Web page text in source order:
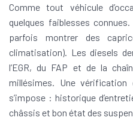
Comme tout véhicule
quelques faiblesses
parfois montrer des
climatisation). Les diesels
l’EGR, du FAP et de la
millésimes. Une
s’impose : historique
châssis et bon état des